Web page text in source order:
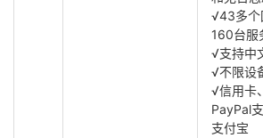
√43多个
160台服
√支持中
√不限设
√信用卡、
PayPal支
支付宝